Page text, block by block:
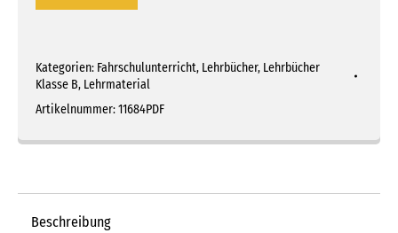
Kategorien: Fahrschulunterricht, Lehrbücher, Lehrbücher
Klasse B, Lehrmaterial
Artikelnummer:11684PDF
Beschreibung